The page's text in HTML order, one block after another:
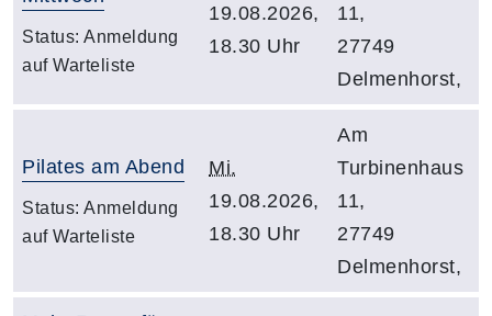
Status: Anmeldung
auf Warteliste
19.08.2026,
18.30 Uhr
11,
27749
Delmenhorst,
Pilates am Abend
Status: Anmeldung
auf Warteliste
Mi.
19.08.2026,
18.30 Uhr
Am
Turbinenhaus
11,
27749
Delmenhorst,